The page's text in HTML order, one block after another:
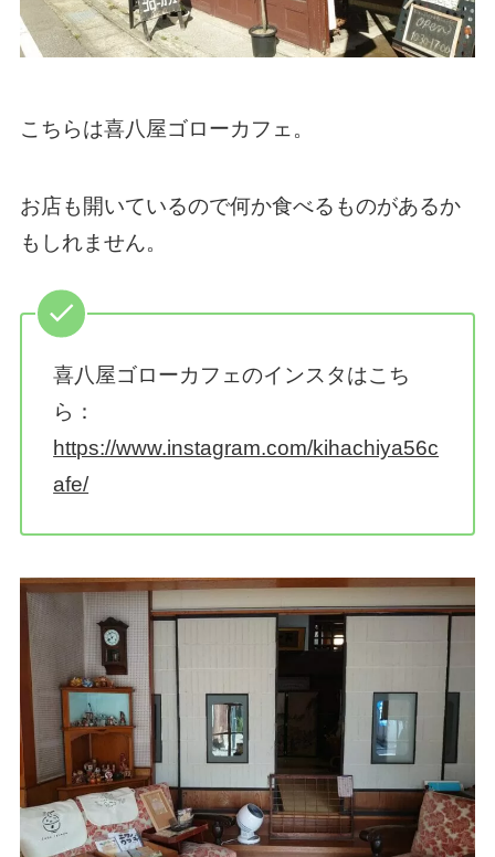
こちらは喜八屋ゴローカフェ。
お店も開いているので何か食べるものがあるか
もしれません。
喜八屋ゴローカフェのインスタはこち
ら：
https://www.instagram.com/kihachiya56c
afe/